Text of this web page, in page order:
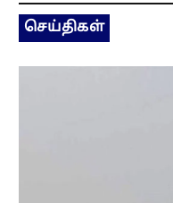
செய்திகள்